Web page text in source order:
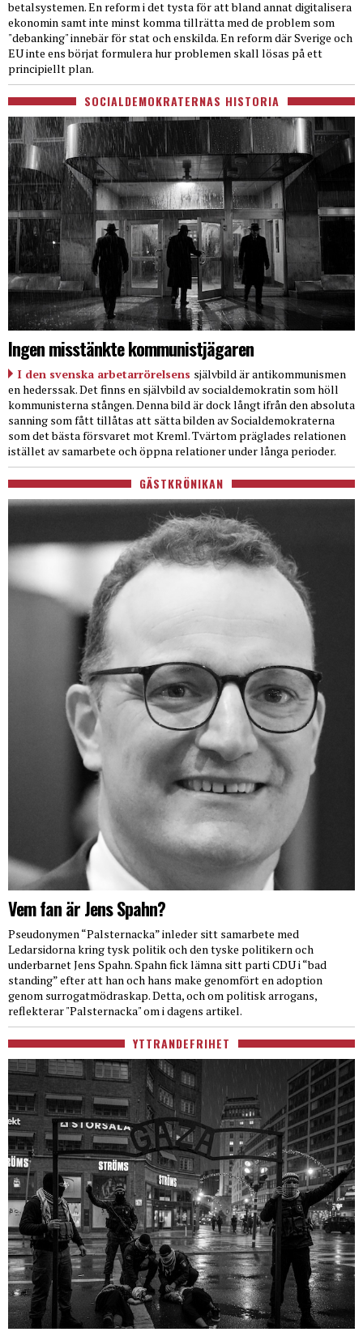
betalsystemen. En reform i det tysta för att bland annat digitalisera
ekonomin samt inte minst komma tillrätta med de problem som
"debanking" innebär för stat och enskilda. En reform där Sverige och
EU inte ens börjat formulera hur problemen skall lösas på ett
principiellt plan.
SOCIALDEMOKRATERNAS HISTORIA
Ingen misstänkte kommunistjägaren
I den svenska arbetarrörelsens självbild är antikommunismen
en hederssak. Det finns en självbild av socialdemokratin som höll
kommunisterna stången. Denna bild är dock långt ifrån den absoluta
sanning som fått tillåtas att sätta bilden av Socialdemokraterna
som det bästa försvaret mot Kreml. Tvärtom präglades relationen
istället av samarbete och öppna relationer under långa perioder.
GÄSTKRÖNIKAN
Vem fan är Jens Spahn?
Pseudonymen “Palsternacka” inleder sitt samarbete med
Ledarsidorna kring tysk politik och den tyske politikern och
underbarnet Jens Spahn. Spahn fick lämna sitt parti CDU i “bad
standing” efter att han och hans make genomfört en adoption
genom surrogatmödraskap. Detta, och om politisk arrogans,
reflekterar "Palsternacka" om i dagens artikel.
YTTRANDEFRIHET